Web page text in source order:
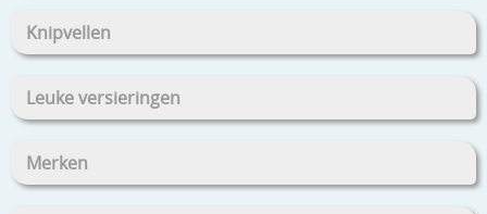
Knipvellen
Leuke versieringen
Merken